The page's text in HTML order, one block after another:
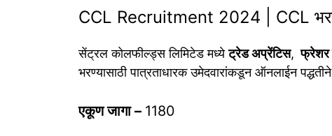
CCL Recruitment 2024 | CCL
सेंट्रल कोलफील्ड्स लिमिटेड मध्येट्रेड अप्रेंटिस, फ्रेशर
भरण्यासाठी पात्रताधारक उमेदवारांकडून ऑनलाईन
एकूण जागा – 1180